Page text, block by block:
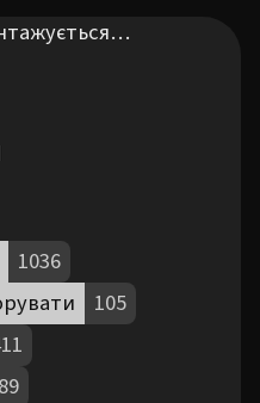
1036
105